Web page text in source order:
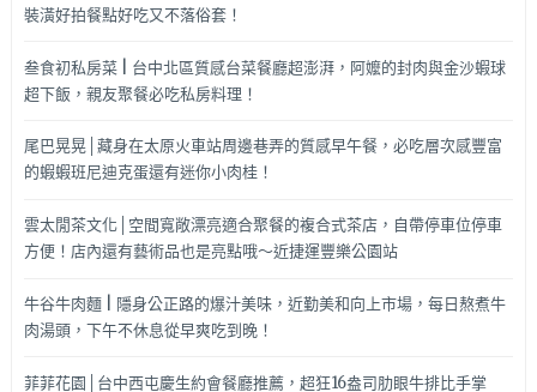
裝潢好拍餐點好吃又不落俗套！
叁食初私房菜 | 台中北區質感台菜餐廳超澎湃，阿嬤的封肉與金沙蝦球
超下飯，親友聚餐必吃私房料理！
尾巴晃晃│藏身在太原火車站周邊巷弄的質感早午餐，必吃層次感豐富
的蝦蝦班尼迪克蛋還有迷你小肉桂！
雲太閒茶文化│空間寬敞漂亮適合聚餐的複合式茶店，自帶停車位停車
方便！店內還有藝術品也是亮點哦～近捷運豐樂公園站
牛谷牛肉麵 | 隱身公正路的爆汁美味，近勤美和向上市場，每日熬煮牛
肉湯頭，下午不休息從早爽吃到晚！
菲菲花園│台中西屯慶生約會餐廳推薦，超狂16盎司肋眼牛排比手掌